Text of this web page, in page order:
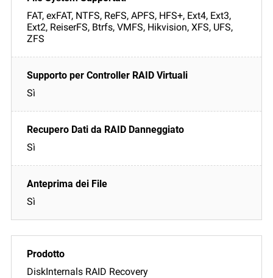
FAT, exFAT, NTFS, ReFS, APFS, HFS+, Ext4, Ext3,
Ext2, ReiserFS, Btrfs, VMFS, Hikvision, XFS, UFS,
ZFS
Sì
Sì
Sì
DiskInternals RAID Recovery